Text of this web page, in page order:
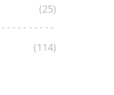
(25)
(114)